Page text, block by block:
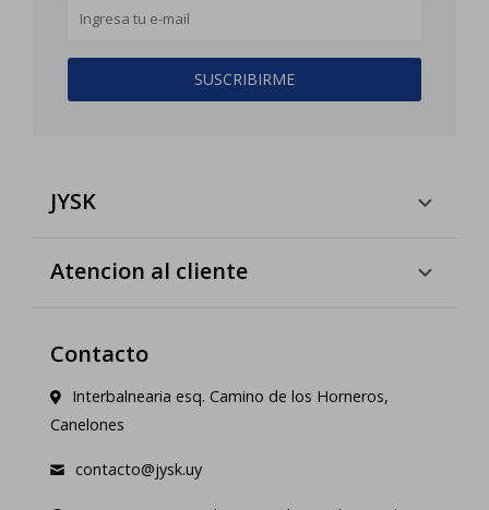
SUSCRIBIRME
JYSK
Atencion al cliente
Contacto
Interbalnearia esq. Camino de los Horneros,
Canelones
contacto@jysk.uy